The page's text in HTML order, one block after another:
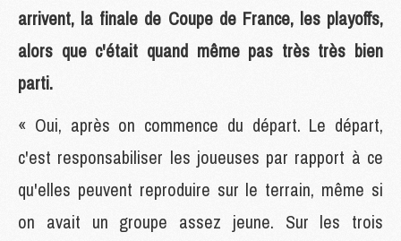
arrivent, la finale de Coupe de France, les playoffs,
alors que c'était quand même pas très très bien
parti.
« Oui, après on commence du départ. Le départ,
c'est responsabiliser les joueuses par rapport à ce
qu'elles peuvent reproduire sur le terrain, même si
on avait un groupe assez jeune. Sur les trois